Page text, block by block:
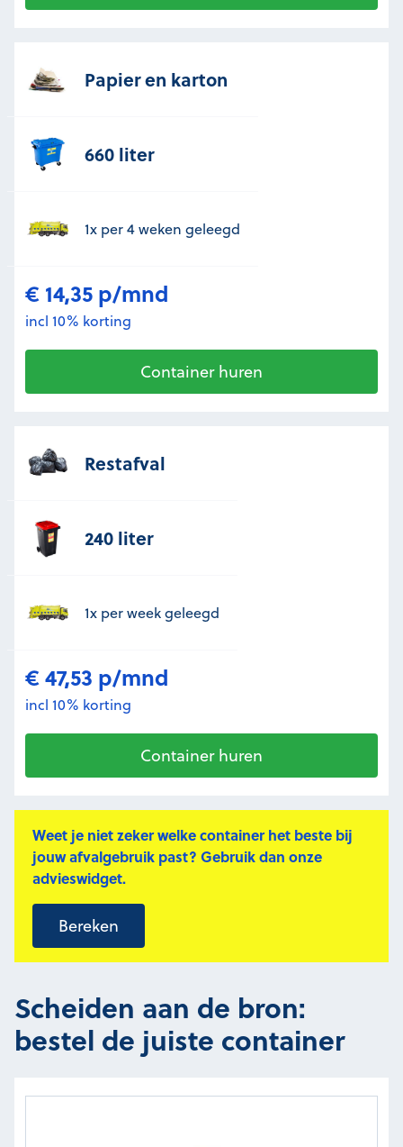
Papier en karton
660 liter
1x per 4 weken geleegd
€ 14,35 p/mnd
incl 10% korting
Container huren
Restafval
240 liter
1x per week geleegd
€ 47,53 p/mnd
incl 10% korting
Container huren
Weet je niet zeker welke container het beste bij
jouw afvalgebruik past? Gebruik dan onze
advieswidget.
Bereken
Scheiden aan de bron:
bestel de juiste container